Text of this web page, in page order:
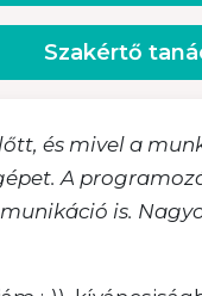
és mivel a
A
is.
Szakértő